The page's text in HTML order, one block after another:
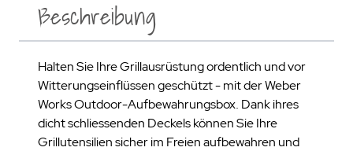
Beschreibung
Halten Sie Ihre Grillausrüstung ordentlich und vor
Witterungseinflüssen geschützt - mit der Weber
Works Outdoor-Aufbewahrungsbox. Dank ihres
dicht schliessenden Deckels können Sie Ihre
Grillutensilien sicher im Freien aufbewahren und